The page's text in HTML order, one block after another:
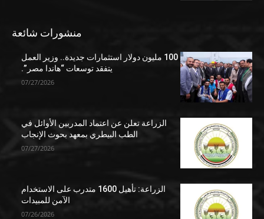
منشورات شائعة
100 مليون دولار استثمارات جديدة.. وزير العمل
يتفقد توسعات “هاندا مصر”.
07/27/2026
الزراعة تعلن عن اعتماد المدربين الأوائل في
الطب البيطري بمعهد بحوث الإنجاب
07/27/2026
الزراعة: تأهيل 1600 متدرب على الاستخدام
الآمن للمبيدات
07/26/2026